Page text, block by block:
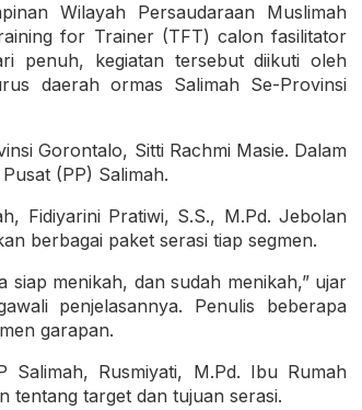
Wilayah Persaudaraan Muslimah
for Trainer (TFT) calon fasilitator
penuh, kegiatan tersebut diikuti oleh
daerah ormas Salimah Se-Provinsi
Gorontalo, Sitti Rachmi Masie. Dalam
(PP) Salimah.
Fidiyarini Pratiwi, S.S., M.Pd. Jebolan
berbagai paket serasi tiap segmen.
siap menikah, dan sudah menikah,” ujar
penjelasannya. Penulis beberapa
garapan.
Salimah, Rusmiyati, M.Pd. Ibu Rumah
tentang target dan tujuan serasi.